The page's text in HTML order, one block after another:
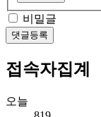
비밀글
댓글등록
접속자집계
오늘